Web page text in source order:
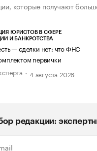
которые получают
ЮРИСТОВ В СФЕРЕ
И БАНКРОТСТВА
— сделки нет: что ФНС
первички
4 августа 2026
редакции: